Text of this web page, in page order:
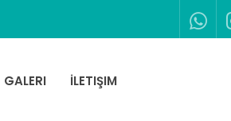
GALERI İLETIŞIM